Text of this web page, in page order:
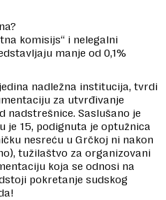
komisijs“ i nelegalni
manje od 0,1%
nadležna institucija, tvrdi
za utvrđivanje
nadstrešnice. Saslušano je
je 15, podignuta je optužnica
nesreću u Grčkoj ni nakon
tužilaštvo za organizovani
koja se odnosi na
pokretanje sudskog